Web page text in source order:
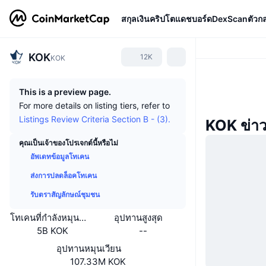
สกุลเงินคริปโตแดชบอร์ดDexScanตัวก
KOKKOK 12K
This is a preview page.
For more details on listing tiers, refer to
Listings Review Criteria Section B - (3).
คุณเป็นเจ้าของโปรเจกต์นี้หรือไม่
อัพเดทข้อมูลโทเคน
ส่งการปลดล็อคโทเคน
รับตราสัญลักษณ์ชุมชน
โทเคนที่กำลังหมุนเวียนหรือถูกล็อค
5B KOK
อุปทานสูงสุด
--
อุปทานหมุนเวียน
107.33M KOK
KOK ข่า